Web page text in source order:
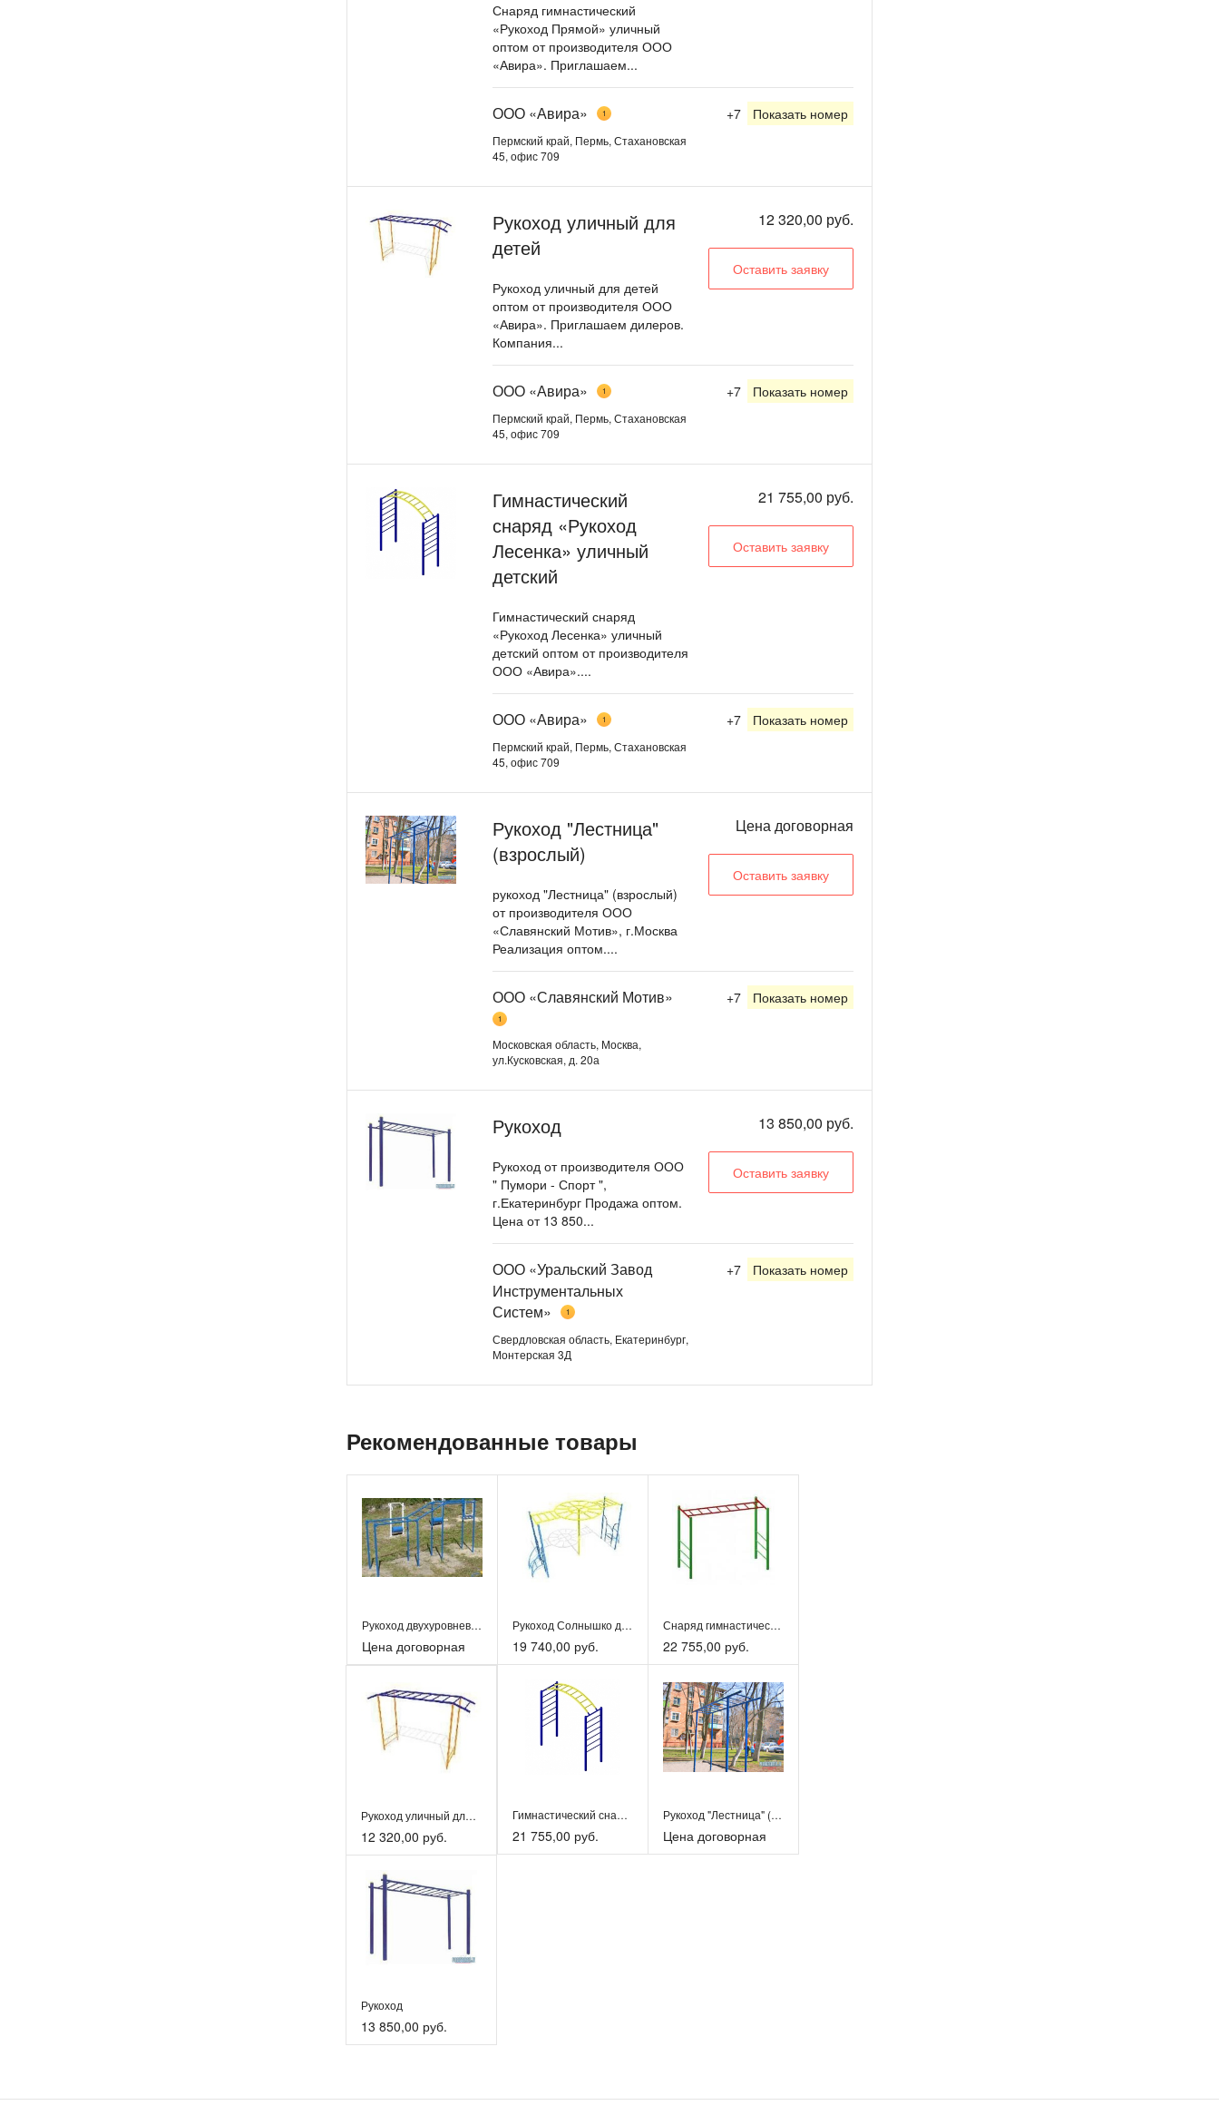
Снаряд гимнастический
«Рукоход Прямой» уличный
оптом от производителя ООО
«Авира». Приглашаем...
ООО «Авира» 1
Пермский край, Пермь, Стахановская
45, офис 709
+7 Показать номер
Рукоход уличный для
детей
Рукоход уличный для детей
оптом от производителя ООО
«Авира». Приглашаем дилеров.
Компания...
12 320,00 руб.
Оставить заявку
ООО «Авира» 1
Пермский край, Пермь, Стахановская
45, офис 709
+7 Показать номер
Гимнастический
снаряд «Рукоход
Лесенка» уличный
детский
Гимнастический снаряд
«Рукоход Лесенка» уличный
детский оптом от производителя
ООО «Авира»....
21 755,00 руб.
Оставить заявку
ООО «Авира» 1
Пермский край, Пермь, Стахановская
45, офис 709
+7 Показать номер
Рукоход "Лестница"
(взрослый)
рукоход "Лестница" (взрослый)
от производителя ООО
«Славянский Мотив», г.Москва
Реализация оптом....
Цена договорная
Оставить заявку
ООО «Славянский Мотив»
1
Московская область, Москва,
ул.Кусковская, д. 20а
+7 Показать номер
Рукоход
Рукоход от производителя ООО
" Пумори - Спорт ",
г.Екатеринбург Продажа оптом.
Цена от 13 850...
13 850,00 руб.
Оставить заявку
ООО «Уральский Завод
Инструментальных
Систем»
1
Свердловская область, Екатеринбург,
Монтерская 3Д
+7 Показать номер
Рекомендованные товары
Рукоход двухуровневый. Игровое оборудование ИО-160
Цена договорная
Рукоход Солнышко для детей
19 740,00 руб.
Снаряд гимнастический «Рукоход Прямой» уличный
22 755,00 руб.
Рукоход уличный для детей
12 320,00 руб.
Гимнастический снаряд «Рукоход Лесенка» уличный детский
21 755,00 руб.
Рукоход "Лестница" (взрослый)
Цена договорная
Рукоход
13 850,00 руб.